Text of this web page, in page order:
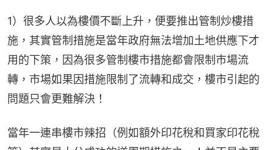
1）很多人以為樓價不斷上升，便要推出管制炒樓措
施，其實管制措施是當年政府無法增加土地供應下才
用的下策，因為很多管制樓市措施都會限制市場流
轉，市場如果因措施限制了流轉和成交，樓市引起的
問題只會更難解決！
當年一連串樓市辣招（例如額外印花稅和買家印花稅